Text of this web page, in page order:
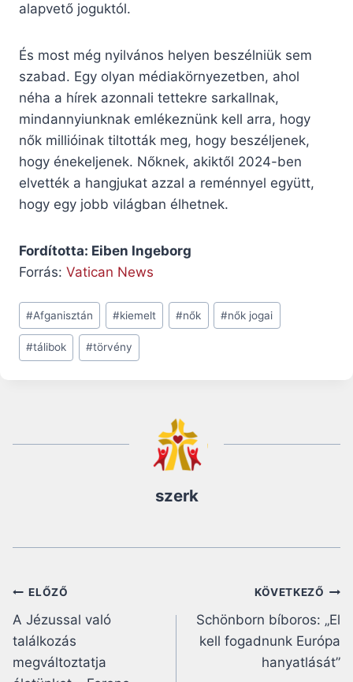
alapvető joguktól.
És most még nyilvános helyen beszélniük sem
szabad. Egy olyan médiakörnyezetben, ahol
néha a hírek azonnali tettekre sarkallnak,
mindannyiunknak emlékeznünk kell arra, hogy
nők millióinak tiltották meg, hogy beszéljenek,
hogy énekeljenek. Nőknek, akiktől 2024-ben
elvették a hangjukat azzal a reménnyel együtt,
hogy egy jobb világban élhetnek.
Fordította: Eiben Ingeborg
Forrás: Vatican News
Post
Tags:
#Afganisztán #kiemelt #nők #nők jogai
#tálibok #törvény
szerk
Bejegyzés
navigáció
ELŐZŐ
A Jézussal való
találkozás
megváltoztatja
KÖVETKEZŐ
Schönborn bíboros: „El
kell fogadnunk Európa
hanyatlását”